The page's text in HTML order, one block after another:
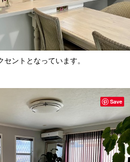
ントとなっています。
Save